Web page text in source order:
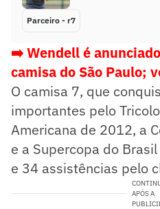
Parceiro - r7
➡️ Wendell é
camisa do São Paulo;
O camisa 7, que
importantes pelo
Americana de 2012, a
e a Supercopa do
e 34 assistências pelo
APÓS A